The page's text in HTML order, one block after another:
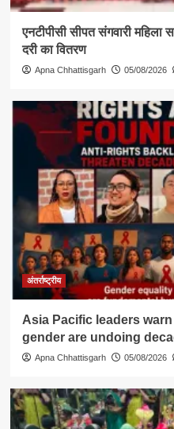
एनटीपीसी सीपत संगवारी महिला
दरी का वितरण
Apna Chhattisgarh 05/08/2026
अंतर्राष्ट्रीय
Asia Pacific leaders
gender are undoing
Apna Chhattisgarh 05/08/2026